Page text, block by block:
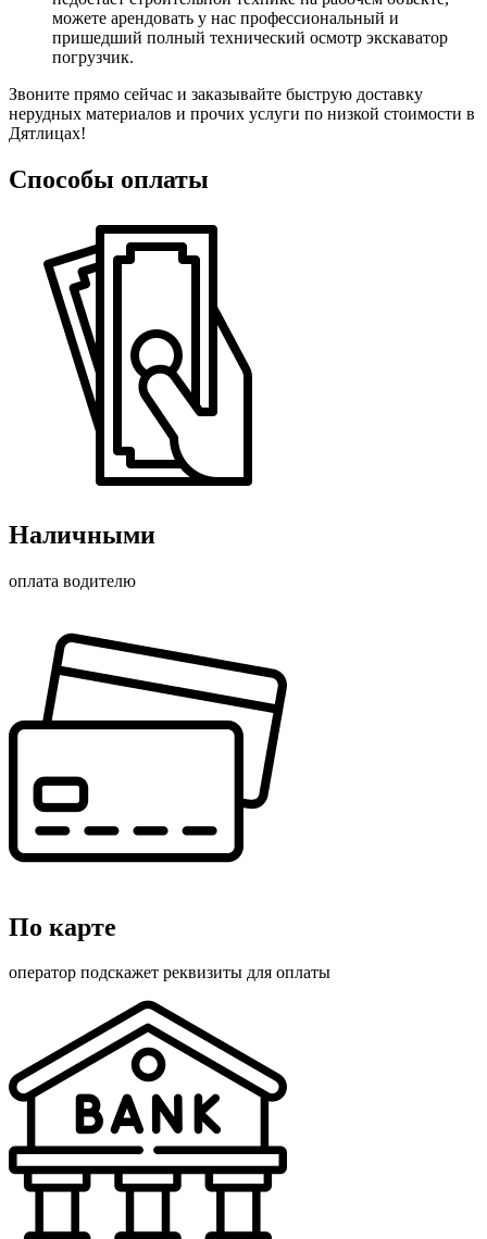
можете арендовать у нас профессиональный и
пришедший полный технический осмотр экскаватор
погрузчик.
Звоните прямо сейчас и заказывайте быструю доставку
нерудных материалов и прочих услуги по низкой стоимости в
Дятлицах!
Способы оплаты
Наличными
оплата водителю
По карте
оператор подскажет реквизиты для оплаты